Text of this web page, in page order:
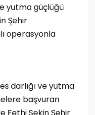
yutma güçlüğü
Şehir
operasyonla
darlığı ve yutma
başvuran
Fethi Sekin Şehir